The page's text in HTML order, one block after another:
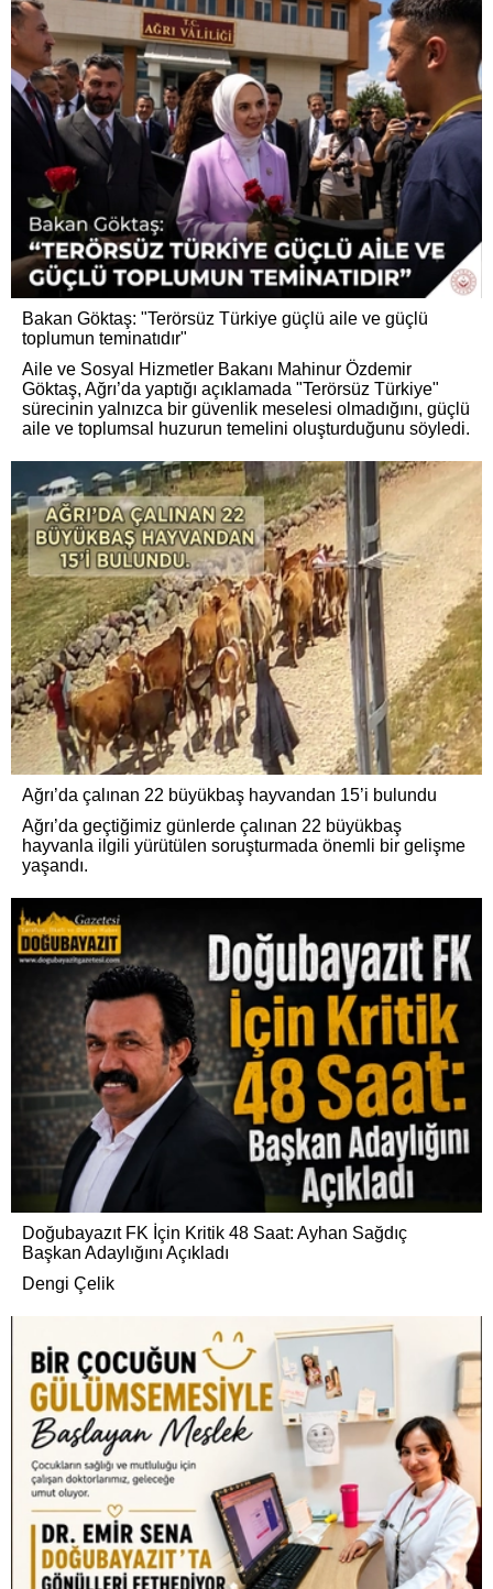
Bakan Göktaş: "Terörsüz Türkiye güçlü aile ve güçlü
toplumun teminatıdır"
Aile ve Sosyal Hizmetler Bakanı Mahinur Özdemir
Göktaş, Ağrı’da yaptığı açıklamada "Terörsüz Türkiye"
sürecinin yalnızca bir güvenlik meselesi olmadığını, güçlü
aile ve toplumsal huzurun temelini oluşturduğunu söyledi.
Ağrı’da çalınan 22 büyükbaş hayvandan 15’i bulundu
Ağrı’da geçtiğimiz günlerde çalınan 22 büyükbaş
hayvanla ilgili yürütülen soruşturmada önemli bir gelişme
yaşandı.
Doğubayazıt FK İçin Kritik 48 Saat: Ayhan Sağdıç
Başkan Adaylığını Açıkladı
Dengi Çelik